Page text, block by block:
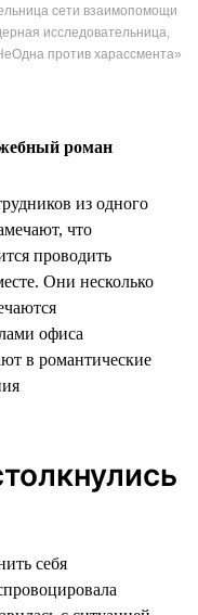
сети взаимопомощи
исследовательница,
против харассмента»
роман
из одного
что
проводить
Они несколько
офиса
в романтические
себя